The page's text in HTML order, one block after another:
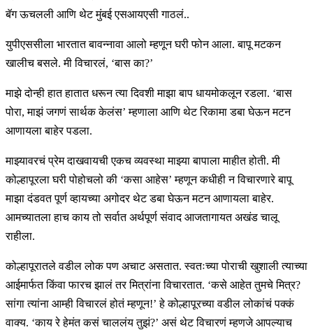
बॅग ऊचलली आणि थेट मुंबई एसआयएसी गाठलं..
युपीएससीला भारतात बावन्नावा आलो म्हणून घरी फोन आला. बापू मटकन
खालीच बसले. मी विचारलं, ‘बास का?’
माझे दोन्ही हात हातात धरून त्या दिवशी माझा बाप धायमोकलून रडला. ‘बास
पोरा, माझं जगणं सार्थक केलंस’ म्हणाला आणि थेट रिकामा डबा घेऊन मटन
आणायला बाहेर पडला.
माझ्यावरचं प्रेम दाखवायची एकच व्यवस्था माझ्या बापाला माहीत होती. मी
कोल्हापूरला घरी पोहोचलो की ‘कसा आहेस’ म्हणून कधीही न विचारणारे बापू
माझा दंडवत पूर्ण व्हायच्या अगोदर थेट डबा घेऊन मटन आणायला बाहेर.
आमच्यातला हाच काय तो सर्वात अर्थपूर्ण संवाद आजतागायत अखंड चालू
राहीला.
कोल्हापूरातले वडील लोक पण अचाट असतात. स्वतःच्या पोराची खुशाली त्याच्या
आईमार्फत किंवा फारच झालं तर मित्रांना विचारतात. ‘कसे आहेत तुमचे मित्र?
सांगा त्यांना आम्ही विचारलं होतं म्हणून!’ हे कोल्हापूरच्या वडील लोकांचं पक्कं
वाक्य. ‘काय रे हेमंत कसं चाललंय तुझं?’ असं थेट विचारणं म्हणजे आपल्याच